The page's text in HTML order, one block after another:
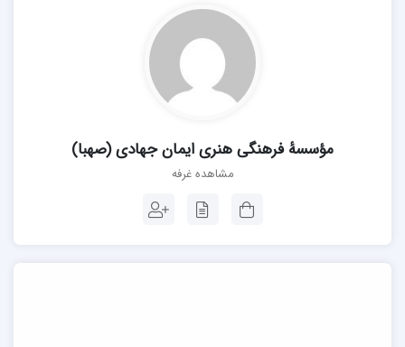
مؤسسۀ فرهنگی هنری ایمان جهادی (صهبا)
مشاهده غرفه